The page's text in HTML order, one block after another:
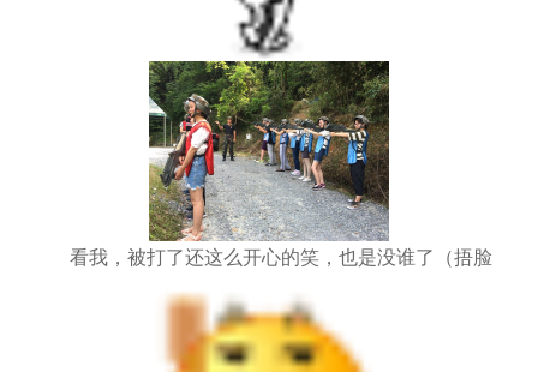
看我，被打了还这么开心的笑，也是没谁了（捂脸